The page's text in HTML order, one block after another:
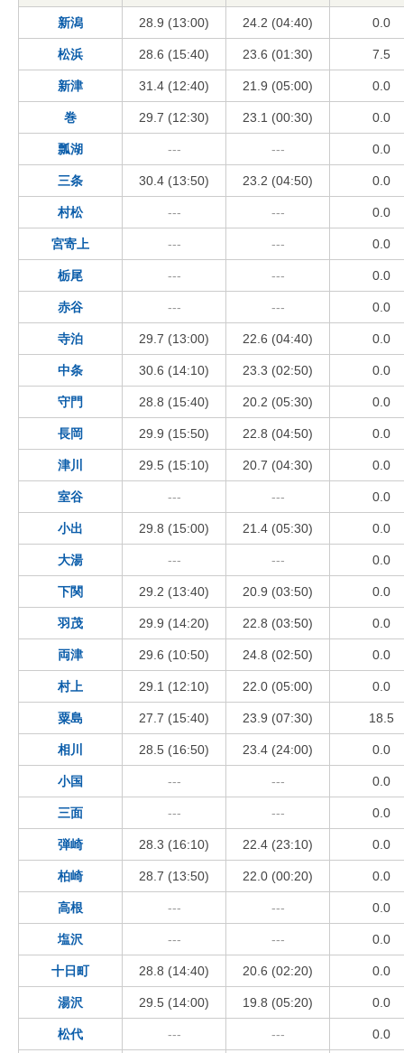
新潟 28.9 (13:00) 24.2 (04:40) 0.0
松浜 28.6 (15:40) 23.6 (01:30) 7.5
新津 31.4 (12:40) 21.9 (05:00) 0.0
巻 29.7 (12:30) 23.1 (00:30) 0.0
瓢湖 --- --- 0.0
三条 30.4 (13:50) 23.2 (04:50) 0.0
村松 --- --- 0.0
宮寄上 --- --- 0.0
栃尾 --- --- 0.0
赤谷 --- --- 0.0
寺泊 29.7 (13:00) 22.6 (04:40) 0.0
中条 30.6 (14:10) 23.3 (02:50) 0.0
守門 28.8 (15:40) 20.2 (05:30) 0.0
長岡 29.9 (15:50) 22.8 (04:50) 0.0
津川 29.5 (15:10) 20.7 (04:30) 0.0
室谷 --- --- 0.0
小出 29.8 (15:00) 21.4 (05:30) 0.0
大湯 --- --- 0.0
下関 29.2 (13:40) 20.9 (03:50) 0.0
羽茂 29.9 (14:20) 22.8 (03:50) 0.0
両津 29.6 (10:50) 24.8 (02:50) 0.0
村上 29.1 (12:10) 22.0 (05:00) 0.0
粟島 27.7 (15:40) 23.9 (07:30) 18.5
相川 28.5 (16:50) 23.4 (24:00) 0.0
小国 --- --- 0.0
三面 --- --- 0.0
弾崎 28.3 (16:10) 22.4 (23:10) 0.0
柏崎 28.7 (13:50) 22.0 (00:20) 0.0
高根 --- --- 0.0
塩沢 --- --- 0.0
十日町 28.8 (14:40) 20.6 (02:20) 0.0
湯沢 29.5 (14:00) 19.8 (05:20) 0.0
松代 --- --- 0.0